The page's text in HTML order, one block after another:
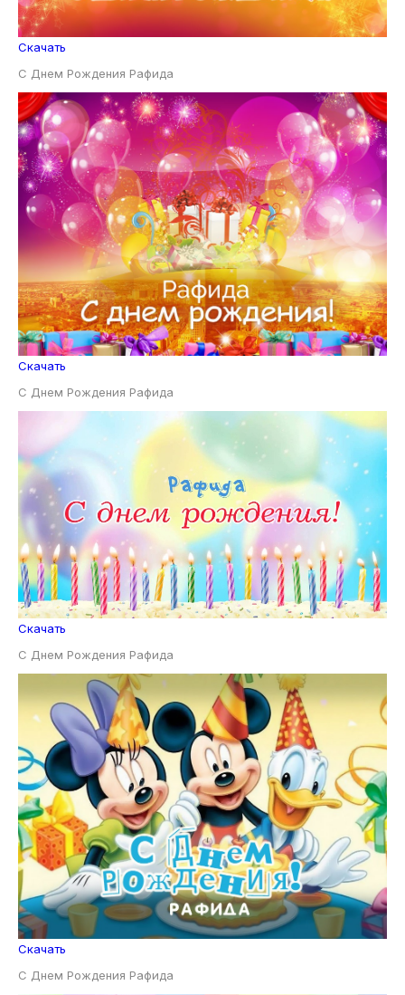
Скачать
С Днем Рождения Рафида
Скачать
С Днем Рождения Рафида
Скачать
С Днем Рождения Рафида
Скачать
С Днем Рождения Рафида